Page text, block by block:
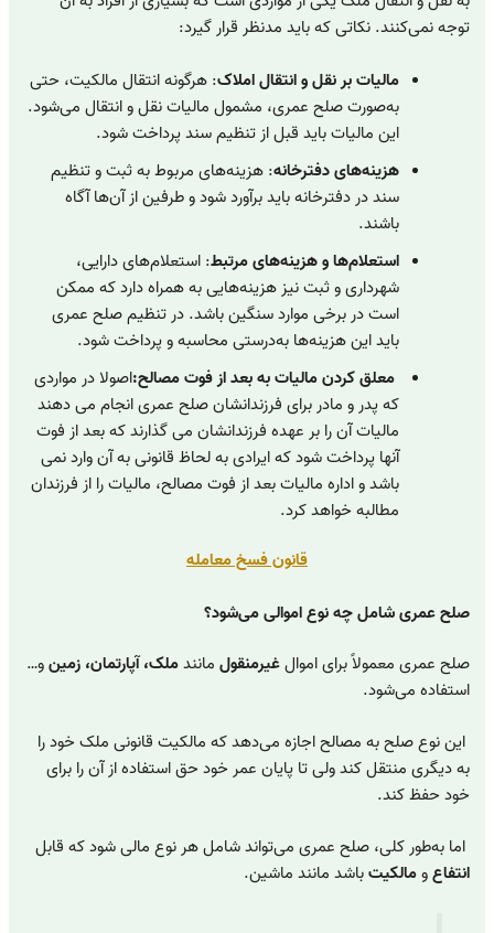
توجه نمی‌کنند. نکاتی که باید مدنظر قرار گیرد:
مالیات بر نقل و انتقال املاک: هرگونه انتقال مالکیت، حتی
به‌صورت صلح عمری، مشمول مالیات نقل و انتقال می‌شود.
این مالیات باید قبل از تنظیم سند پرداخت شود.
هزینه‌های دفترخانه: هزینه‌های مربوط به ثبت و تنظیم
سند در دفترخانه باید برآورد شود و طرفین از آن‌ها آگاه
باشند.
استعلام‌ها و هزینه‌های مرتبط: استعلام‌های دارایی،
شهرداری و ثبت نیز هزینه‌هایی به همراه دارد که ممکن
است در برخی موارد سنگین باشد. در تنظیم صلح عمری
باید این هزینه‌ها به‌درستی محاسبه و پرداخت شود.
معلق کردن مالیات به بعد از فوت مصالح:اصولا در مواردی
که پدر و مادر برای فرزندانشان صلح عمری انجام می دهند
مالیات آن را بر عهده فرزندانشان می گذارند که بعد از فوت
آنها پرداخت شود که ایرادی به لحاظ قانونی به آن وارد نمی
باشد و اداره مالیات بعد از فوت مصالح، مالیات را از فرزندان
مطالبه خواهد کرد.
قانون فسخ معامله
صلح عمری شامل چه نوع اموالی می‌شود؟
صلح عمری معمولاً برای اموالغیرمنقول مانندملک، آپارتمان، زمینو…
استفاده می‌شود.
این نوع صلح به مصالح اجازه می‌دهد که مالکیت قانونی ملک خود را
به دیگری منتقل کند ولی تا پایان عمر خود حق استفاده از آن را برای
خود حفظ کند.
اما به‌طور کلی، صلح عمری می‌تواند شامل هر نوع مالی شود که قابل
انتفاعومالکیتباشد مانند ماشین.